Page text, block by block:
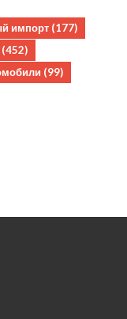
импорт (177)
(452)
(99)